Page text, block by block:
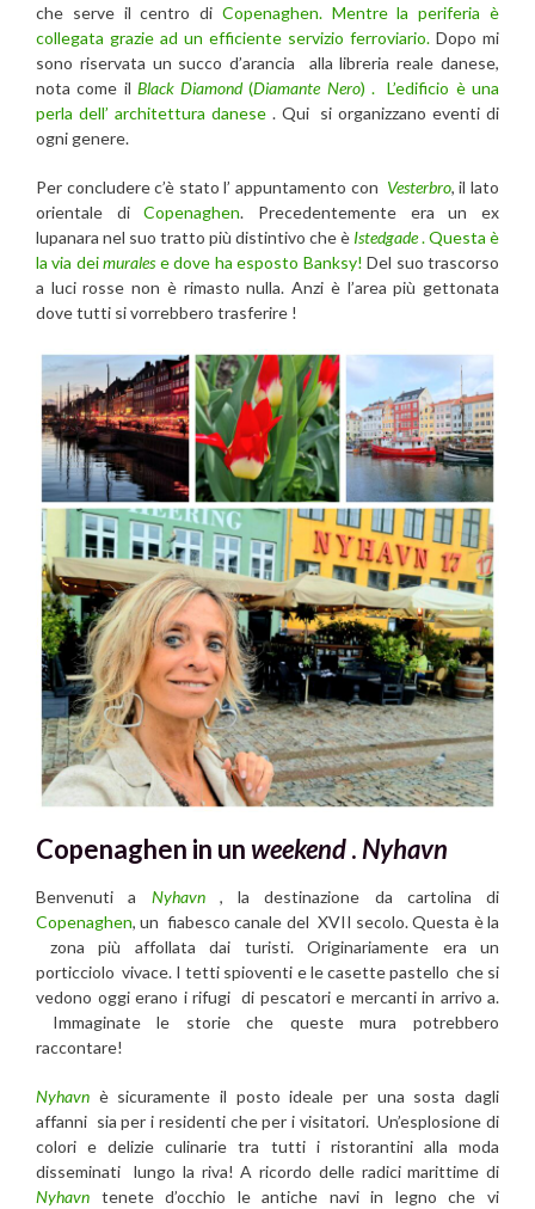
che serve il centro di Copenaghen. Mentre la periferia è
collegata grazie ad un efficiente servizio ferroviario. Dopo mi
sono riservata un succo d’arancia alla libreria reale danese,
nota come il Black Diamond(Diamante Nero) . L’edificio è una
perla dell’ architettura danese. Qui si organizzano eventi di
ogni genere.
Per concludere c’è stato l’ appuntamento con Vesterbro, il lato
orientale diCopenaghen. Precedentemente era un ex
lupanara nel suo tratto più distintivo che è Istedgade. Questa è
la via deimuralese dove ha esposto Banksy! Del suo trascorso
a luci rosse non è rimasto nulla. Anzi è l’area più gettonata
dove tutti si vorrebbero trasferire !
Copenaghen in un weekend. Nyhavn
Benvenuti a Nyhavn, la destinazione da cartolina di
Copenaghen, un fiabesco canale del XVII secolo. Questa è la
zona più affollata dai turisti. Originariamente era un
porticciolo vivace. I tetti spioventi e le casette pastello che si
vedono oggi erano i rifugi di pescatori e mercanti in arrivo a.
Immaginate le storie che queste mura potrebbero
raccontare!
Nyhavn è sicuramente il posto ideale per una sosta dagli
affanni sia per i residenti che per i visitatori. Un’esplosione di
colori e delizie culinarie tra tutti i ristorantini alla moda
disseminati lungo la riva! A ricordo delle radici marittime di
Nyhavn tenete d’occhio le antiche navi in ​​legno che vi